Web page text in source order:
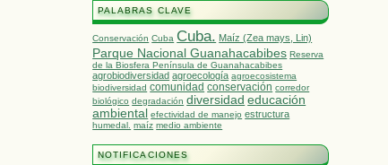
PALABRAS CLAVE
Conservación Cuba Cuba. Maíz (Zea mays, Lin)
Parque Nacional Guanahacabibes Reserva
de la Biosfera Península de Guanahacabibes
agrobiodiversidad agroecología agroecosistema
biodiversidad comunidad conservación corredor
biológico degradación diversidad educación
ambiental efectividad de manejo estructura
humedal. maíz medio ambiente
NOTIFICACIONES